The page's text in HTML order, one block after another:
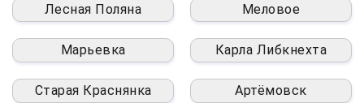
Лесная Поляна Меловое
Марьевка Карла Либкнехта
Старая Краснянка Артёмовск